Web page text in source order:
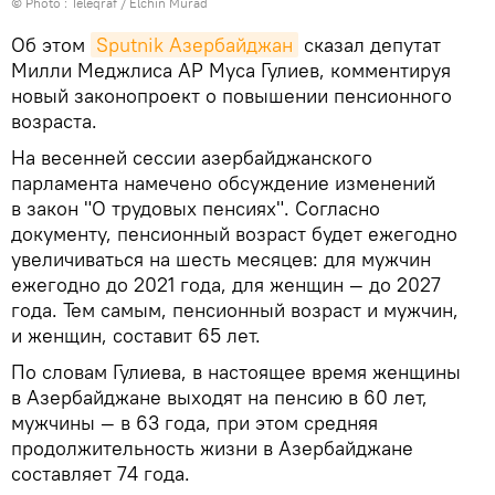
Об этом Sputnik Азербайджан сказал депутат
Милли Меджлиса АР Муса Гулиев, комментируя
новый законопроект о повышении пенсионного
возраста.
На весенней сессии азербайджанского
парламента намечено обсуждение изменений
в закон "О трудовых пенсиях". Согласно
документу, пенсионный возраст будет ежегодно
увеличиваться на шесть месяцев: для мужчин
ежегодно до 2021 года, для женщин — до 2027
года. Тем самым, пенсионный возраст и мужчин,
и женщин, составит 65 лет.
По словам Гулиева, в настоящее время женщины
в Азербайджане выходят на пенсию в 60 лет,
мужчины — в 63 года, при этом средняя
продолжительность жизни в Азербайджане
составляет 74 года.